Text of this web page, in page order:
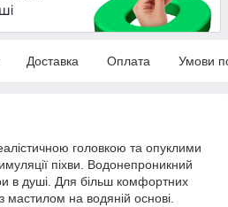
Доставка Оплата Умови
головкою та опуклими
піхви. Водонепроникний
в душі. Для більш комфортних
з мастилом на водяній основі.